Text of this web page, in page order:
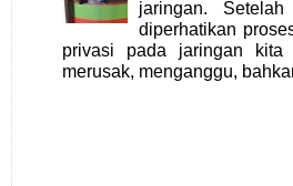
jaringan.
diperhatikan
privasi pada jaringan kita
merusak, menganggu,